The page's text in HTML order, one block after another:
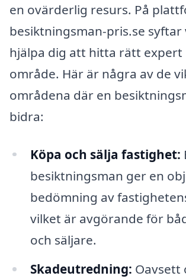
en ovärderlig resurs. På
besiktningsman-pris.se syftar
hjälpa dig att hitta rätt expert
område. Här är några av de
områdena där en
bidra:
Köpa och sälja fastighet:
besiktningsman ger en
bedömning av
vilket är avgörande för
och säljare.
Skadeutredning: Oavsett